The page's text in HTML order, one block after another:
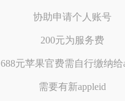
协助申请个人账号
200元为服务费
688元苹果官费需自行缴纳给
需要有新appleid